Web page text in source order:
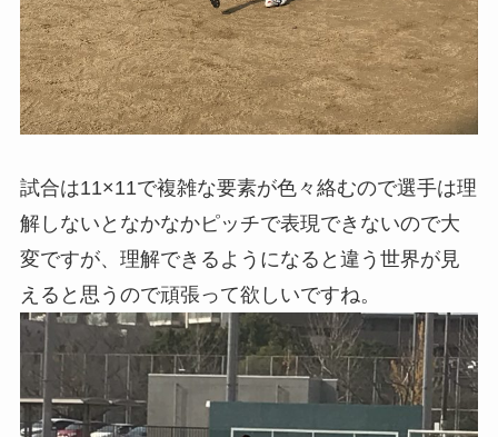
試合は11×11で複雑な要素が色々絡むので選手は理
解しないとなかなかピッチで表現できないので大
変ですが、理解できるようになると違う世界が見
えると思うので頑張って欲しいですね。